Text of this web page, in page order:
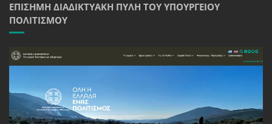
ΕΠΊΣΗΜΗ ΔΙΑΔΙΚΤΥΑΚΉ ΠΎΛΗ ΤΟΥ ΥΠΟΥΡΓΕΊΟΥ
ΠΟΛΙΤΙΣΜΟΎ